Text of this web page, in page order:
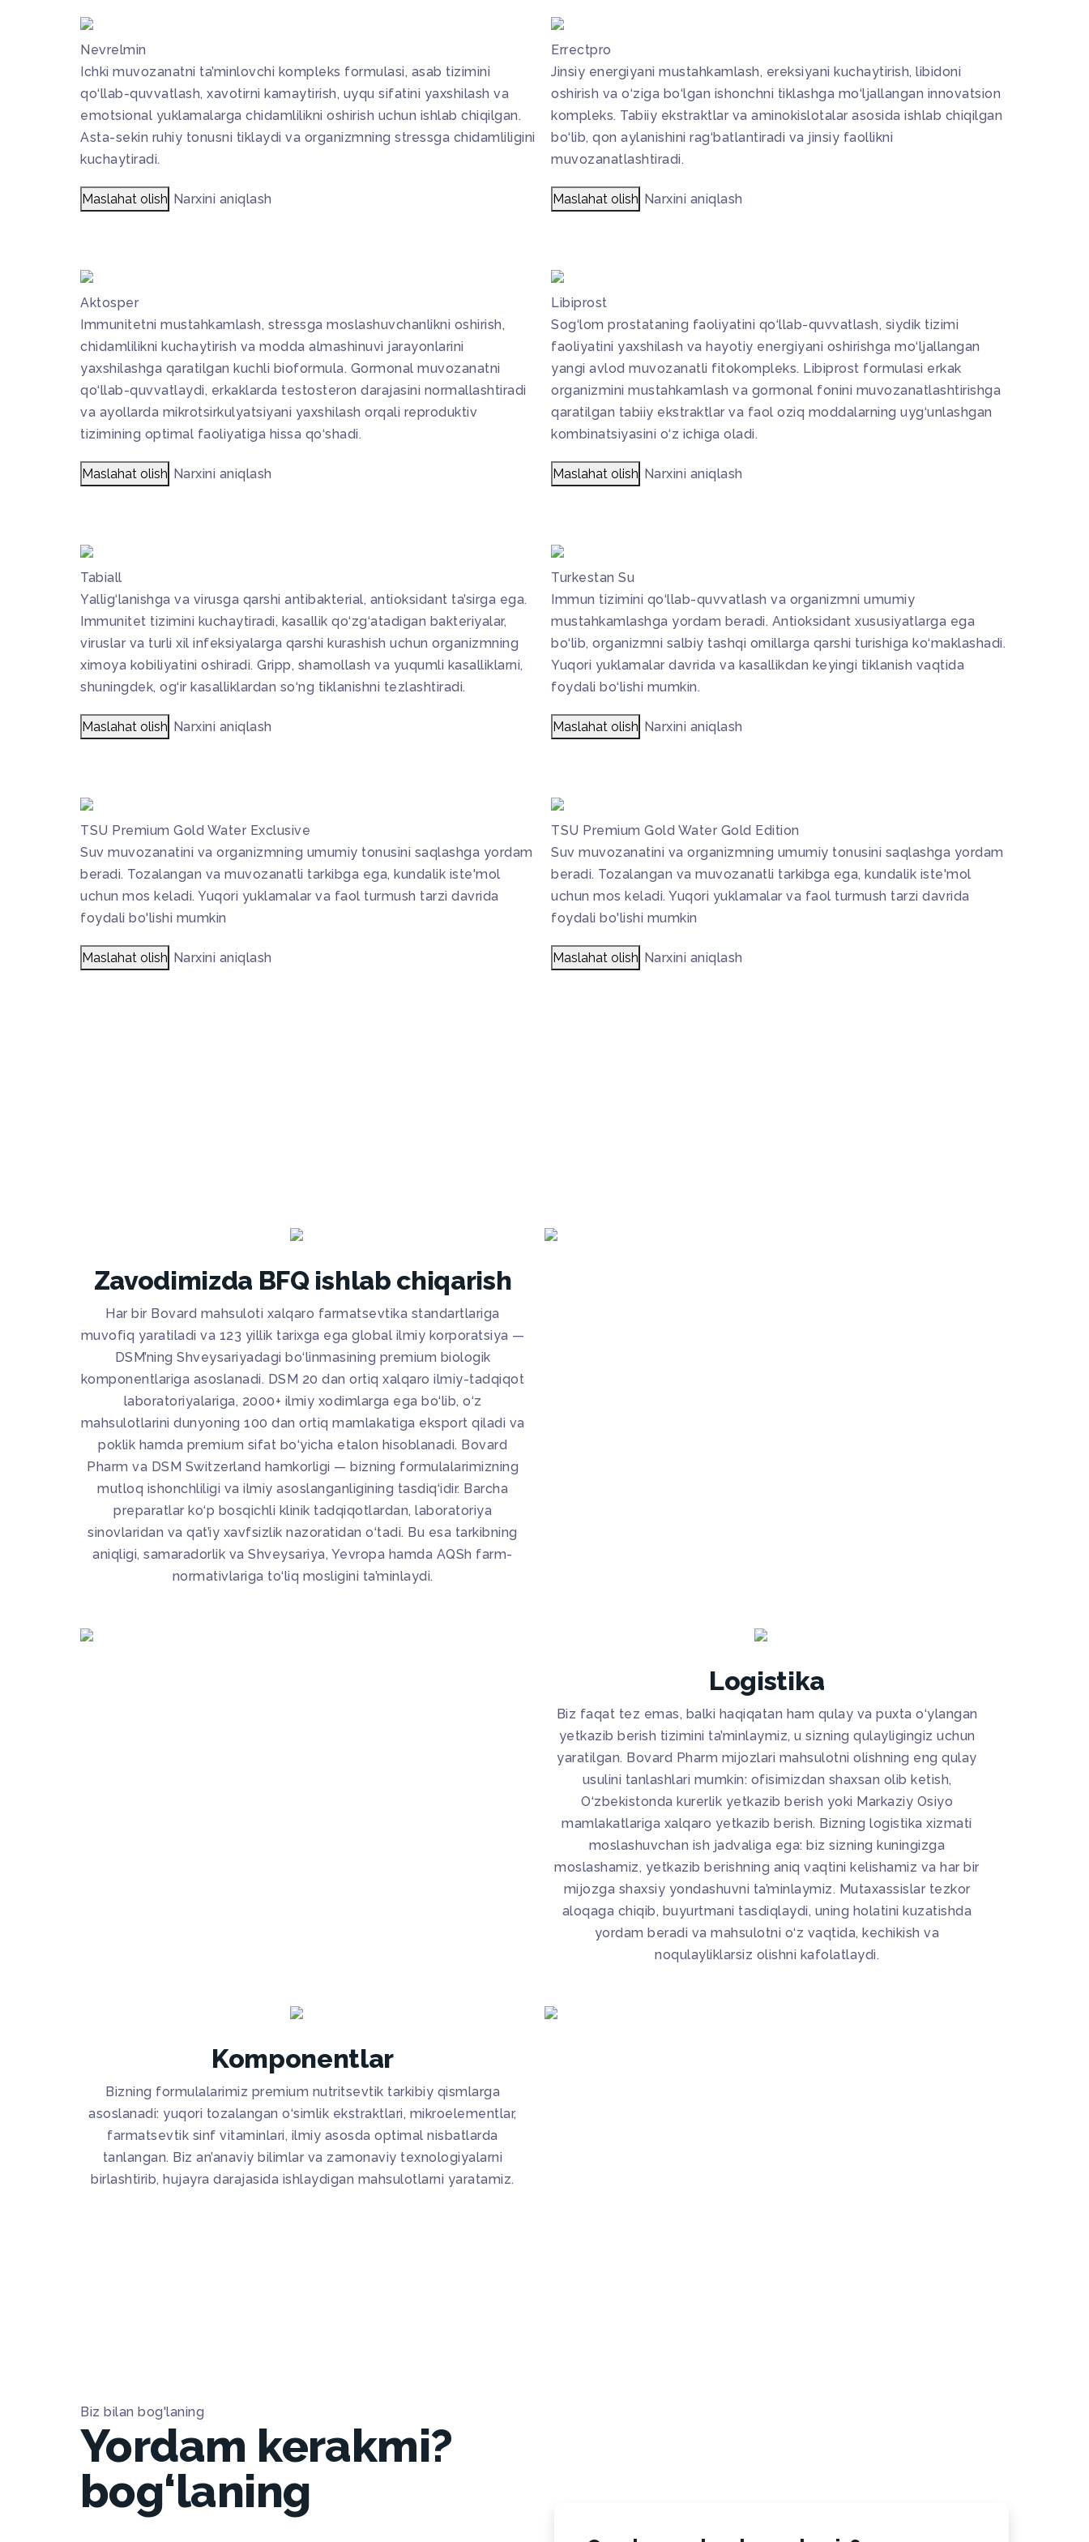
Nevrelmin
Ichki muvozanatni ta’minlovchi kompleks formulasi, asab tizimini
qo‘llab-quvvatlash, xavotirni kamaytirish, uyqu sifatini yaxshilash va
emotsional yuklamalarga chidamlilikni oshirish uchun ishlab chiqilgan.
Asta-sekin ruhiy tonusni tiklaydi va organizmning stressga chidamliligini
kuchaytiradi.
Maslahat olish Narxini aniqlash
Errectpro
Jinsiy energiyani mustahkamlash, ereksiyani kuchaytirish, libidoni
oshirish va o‘ziga bo‘lgan ishonchni tiklashga mo‘ljallangan innovatsion
kompleks. Tabiiy ekstraktlar va aminokislotalar asosida ishlab chiqilgan
bo‘lib, qon aylanishini rag‘batlantiradi va jinsiy faollikni
muvozanatlashtiradi.
Maslahat olish Narxini aniqlash
Aktosper
Immunitetni mustahkamlash, stressga moslashuvchanlikni oshirish,
chidamlilikni kuchaytirish va modda almashinuvi jarayonlarini
yaxshilashga qaratilgan kuchli bioformula. Gormonal muvozanatni
qo‘llab-quvvatlaydi, erkaklarda testosteron darajasini normallashtiradi
va ayollarda mikrotsirkulyatsiyani yaxshilash orqali reproduktiv
tizimining optimal faoliyatiga hissa qo‘shadi.
Maslahat olish Narxini aniqlash
Libiprost
Sog‘lom prostataning faoliyatini qo‘llab-quvvatlash, siydik tizimi
faoliyatini yaxshilash va hayotiy energiyani oshirishga mo‘ljallangan
yangi avlod muvozanatli fitokompleks. Libiprost formulasi erkak
organizmini mustahkamlash va gormonal fonini muvozanatlashtirishga
qaratilgan tabiiy ekstraktlar va faol oziq moddalarning uyg‘unlashgan
kombinatsiyasini o‘z ichiga oladi.
Maslahat olish Narxini aniqlash
Tabiall
Yallig‘lanishga va virusga qarshi antibakterial, antioksidant ta’sirga ega.
Immunitet tizimini kuchaytiradi, kasallik qo‘zg‘atadigan bakteriyalar,
viruslar va turli xil infeksiyalarga qarshi kurashish uchun organizmning
ximoya kobiliyatini oshiradi. Gripp, shamollash va yuqumli kasalliklarni,
shuningdek, og‘ir kasalliklardan so‘ng tiklanishni tezlashtiradi.
Maslahat olish Narxini aniqlash
Turkestan Su
Immun tizimini qo‘llab-quvvatlash va organizmni umumiy
mustahkamlashga yordam beradi. Antioksidant xususiyatlarga ega
bo‘lib, organizmni salbiy tashqi omillarga qarshi turishiga ko‘maklashadi.
Yuqori yuklamalar davrida va kasallikdan keyingi tiklanish vaqtida
foydali bo‘lishi mumkin.
Maslahat olish Narxini aniqlash
TSU Premium Gold Water Exclusive
Suv muvozanatini va organizmning umumiy tonusini saqlashga yordam
beradi. Tozalangan va muvozanatli tarkibga ega, kundalik iste'mol
uchun mos keladi. Yuqori yuklamalar va faol turmush tarzi davrida
foydali bo'lishi mumkin
Maslahat olish Narxini aniqlash
TSU Premium Gold Water Gold Edition
Suv muvozanatini va organizmning umumiy tonusini saqlashga yordam
beradi. Tozalangan va muvozanatli tarkibga ega, kundalik iste'mol
uchun mos keladi. Yuqori yuklamalar va faol turmush tarzi davrida
foydali bo'lishi mumkin
Maslahat olish Narxini aniqlash
Zavodimizda BFQ ishlab chiqarish
Har bir Bovard mahsuloti xalqaro farmatsevtika standartlariga
muvofiq yaratiladi va 123 yillik tarixga ega global ilmiy korporatsiya —
DSM’ning Shveysariyadagi bo‘linmasining premium biologik
komponentlariga asoslanadi. DSM 20 dan ortiq xalqaro ilmiy-tadqiqot
laboratoriyalariga, 2000+ ilmiy xodimlarga ega bo‘lib, o‘z
mahsulotlarini dunyoning 100 dan ortiq mamlakatiga eksport qiladi va
poklik hamda premium sifat bo‘yicha etalon hisoblanadi. Bovard
Pharm va DSM Switzerland hamkorligi — bizning formulalarimizning
mutloq ishonchliligi va ilmiy asoslanganligining tasdiq‘idir. Barcha
preparatlar ko‘p bosqichli klinik tadqiqotlardan, laboratoriya
sinovlaridan va qat’iy xavfsizlik nazoratidan o‘tadi. Bu esa tarkibning
aniqligi, samaradorlik va Shveysariya, Yevropa hamda AQSh farm-
normativlariga to‘liq mosligini ta’minlaydi.
Logistika
Biz faqat tez emas, balki haqiqatan ham qulay va puxta o‘ylangan
yetkazib berish tizimini ta’minlaymiz, u sizning qulayligingiz uchun
yaratilgan. Bovard Pharm mijozlari mahsulotni olishning eng qulay
usulini tanlashlari mumkin: ofisimizdan shaxsan olib ketish,
O‘zbekistonda kurerlik yetkazib berish yoki Markaziy Osiyo
mamlakatlariga xalqaro yetkazib berish. Bizning logistika xizmati
moslashuvchan ish jadvaliga ega: biz sizning kuningizga
moslashamiz, yetkazib berishning aniq vaqtini kelishamiz va har bir
mijozga shaxsiy yondashuvni ta’minlaymiz. Mutaxassislar tezkor
aloqaga chiqib, buyurtmani tasdiqlaydi, uning holatini kuzatishda
yordam beradi va mahsulotni o‘z vaqtida, kechikish va
noqulayliklarsiz olishni kafolatlaydi.
Komponentlar
Bizning formulalarimiz premium nutritsevtik tarkibiy qismlarga
asoslanadi: yuqori tozalangan o‘simlik ekstraktlari, mikroelementlar,
farmatsevtik sinf vitaminlari, ilmiy asosda optimal nisbatlarda
tanlangan. Biz an’anaviy bilimlar va zamonaviy texnologiyalarni
birlashtirib, hujayra darajasida ishlaydigan mahsulotlarni yaratamiz.
Biz bilan bog'laning
Yordam kerakmi?
bog‘laning